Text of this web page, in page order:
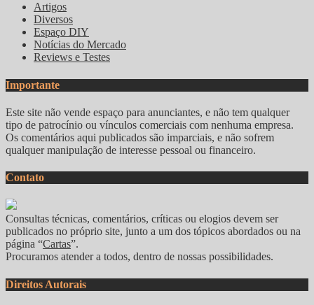
Artigos
Diversos
Espaço DIY
Notícias do Mercado
Reviews e Testes
Importante
Este site não vende espaço para anunciantes, e não tem qualquer
tipo de patrocínio ou vínculos comerciais com nenhuma empresa.
Os comentários aqui publicados são imparciais, e não sofrem
qualquer manipulação de interesse pessoal ou financeiro.
Contato
Consultas técnicas, comentários, críticas ou elogios devem ser
publicados no próprio site, junto a um dos tópicos abordados ou na
página “Cartas”.
Procuramos atender a todos, dentro de nossas possibilidades.
Direitos Autorais